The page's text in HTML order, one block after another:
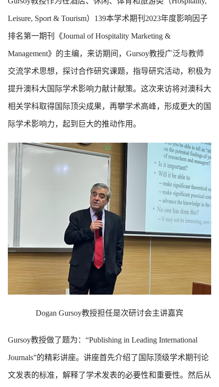
Leisure, Sport & Tourism）139本学术期刊2023年度影响因子
排名第一期刊《Journal of Hospitality Marketing &
Management》的主编，来访期间，Gursoy教授广泛与教师
交流学术思想，探讨合作研究课题，指导研究活动，积极为
提升澳科大国际学术影响力献计献策。这次来访将对澳科大
相关学科取得国际顶尖成果，再攀学术高峰，形成更大的国
际学术影响力，起到巨大的推动作用。
Dogan Gursoy教授担任是次研讨会主讲嘉宾
Gursoy教授做了题为：“Publishing in Leading International
Journals”的精彩讲座。讲座首先介绍了国际顶级学术期刊论
文发表的标准，解释了学术发表的必要性和重要性。然后从